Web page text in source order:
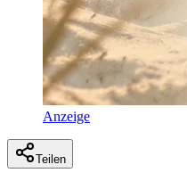
Anzeige
Teilen